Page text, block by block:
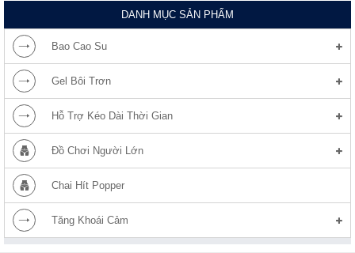
DANH MỤC SẢN PHẨM
Bao Cao Su
Gel Bôi Trơn
Hỗ Trợ Kéo Dài Thời Gian
Đồ Chơi Người Lớn
Chai Hít Popper
Tăng Khoái Cảm